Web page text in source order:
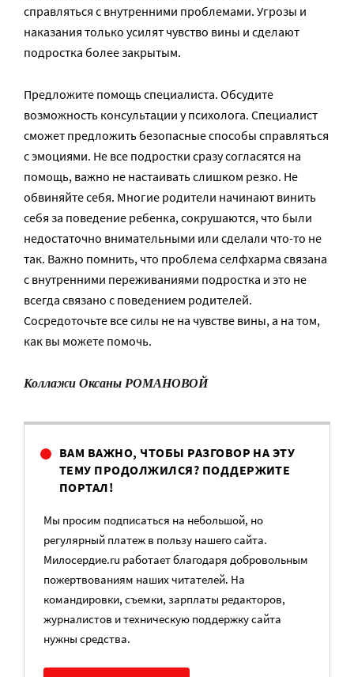
справляться с внутренними проблемами. Угрозы и
наказания только усилят чувство вины и сделают
подростка более закрытым.
Предложите помощь специалиста. Обсудите
возможность консультации у психолога. Специалист
сможет предложить безопасные способы справляться
с эмоциями. Не все подростки сразу согласятся на
помощь, важно не настаивать слишком резко. Не
обвиняйте себя. Многие родители начинают винить
себя за поведение ребенка, сокрушаются, что были
недостаточно внимательными или сделали что-то не
так. Важно помнить, что проблема селфхарма связана
с внутренними переживаниями подростка и это не
всегда связано с поведением родителей.
Сосредоточьте все силы не на чувстве вины, а на том,
как вы можете помочь.
Коллажи Оксаны РОМАНОВОЙ
ВАМ ВАЖНО, ЧТОБЫ РАЗГОВОР НА ЭТУ
ТЕМУ ПРОДОЛЖИЛСЯ? ПОДДЕРЖИТЕ
ПОРТАЛ!
Мы просим подписаться на небольшой, но
регулярный платеж в пользу нашего сайта.
Милосердие.ru работает благодаря добровольным
пожертвованиям наших читателей. На
командировки, съемки, зарплаты редакторов,
журналистов и техническую поддержку сайта
нужны средства.